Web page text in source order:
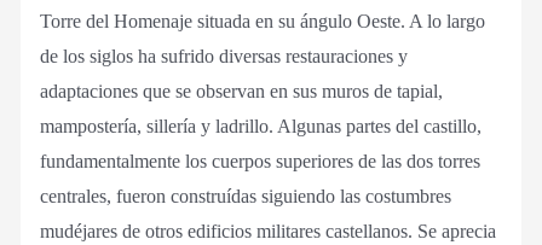
Torre del Homenaje situada en su ángulo Oeste. A lo largo
de los siglos ha sufrido diversas restauraciones y
adaptaciones que se observan en sus muros de tapial,
mampostería, sillería y ladrillo. Algunas partes del castillo,
fundamentalmente los cuerpos superiores de las dos torres
centrales, fueron construídas siguiendo las costumbres
mudéjares de otros edificios militares castellanos. Se aprecia